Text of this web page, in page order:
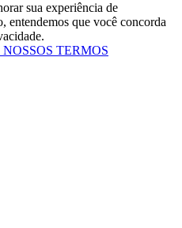
sua experiência de
entendemos que você concorda
NOSSOS TERMOS